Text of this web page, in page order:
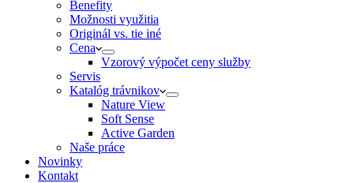
Benefity
Možnosti využitia
Originál vs. tie iné
Cena
Vzorový výpočet ceny služby
Servis
Katalóg trávnikov
Nature View
Soft Sense
Active Garden
Naše práce
Novinky
Kontakt